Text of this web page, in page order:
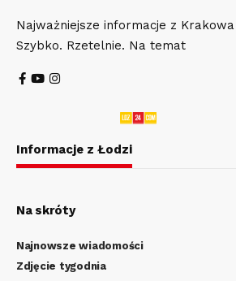
Najważniejsze informacje z
Szybko. Rzetelnie. Na temat
Informacje z Łodzi
Na skróty
Najnowsze wiadomości
Zdjęcie tygodnia